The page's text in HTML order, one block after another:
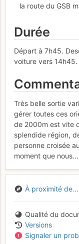
la route du GSB
Durée
Départ à 7h45.
voiture vers 14h45.
Très belle sortie
gérer toutes ces
de 2000m est vite
splendide région,
personne croisée
moment que nous...
À proximité de...
Qualité du
Versions
Signaler un